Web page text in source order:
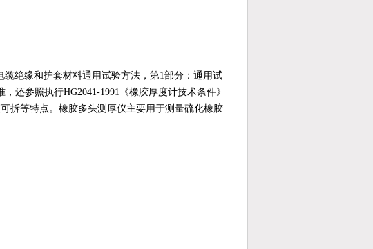
缆绝缘和护套材料通用试验方法，第1部分：通用试
还参照执行HG2041-1991《橡胶厚度计技术条件》
拆等特点。橡胶多头测厚仪主要用于测量硫化橡胶